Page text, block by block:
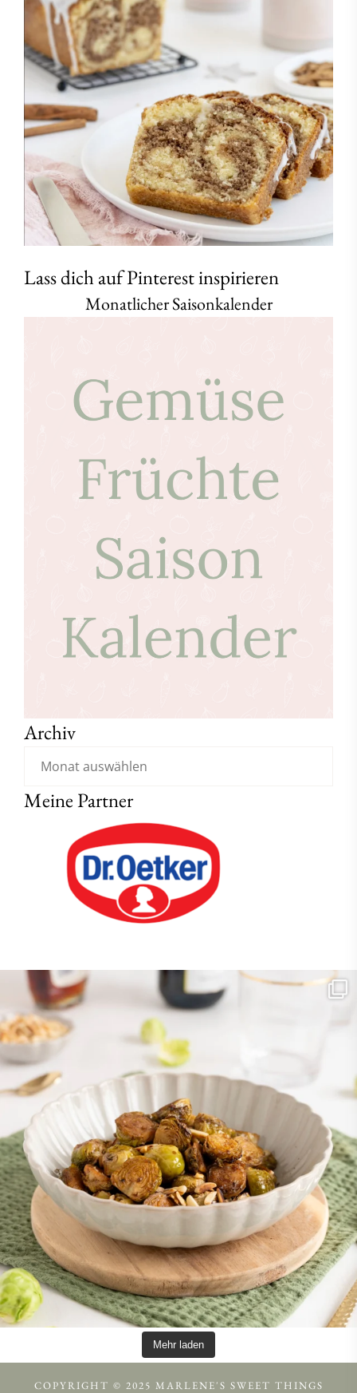
Lass dich auf Pinterest inspirieren
Monatlicher Saisonkalender
Archiv
Meine Partner
Mehr laden
COPYRIGHT © 2025 MARLENE'S SWEET THINGS